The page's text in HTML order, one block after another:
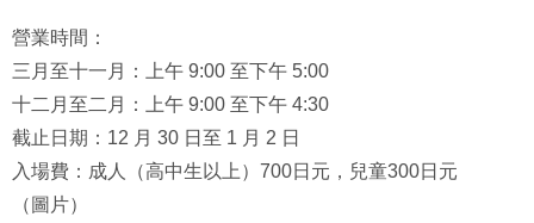
營業時間：
三月至十一月：上午 9:00 至下午 5:00
十二月至二月：上午 9:00 至下午 4:30
截止日期：12 月 30 日至 1 月 2 日
入場費：成人（高中生以上）700日元，兒童300日元
（圖片）